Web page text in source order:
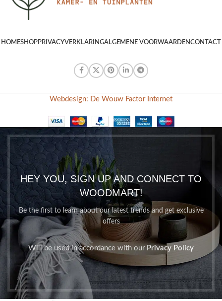
HOMESHOPPRIVACYVERKLARINGALGEMENE VOORWAARDENCONTACT
Webdesign: De Wouw Factor Internet
HEY YOU, SIGN UP AND CONNECT TO
WOODMART!
Be the first to learn about our latest trends and get exclusive
offers
Will be used in accordance with our Privacy Policy